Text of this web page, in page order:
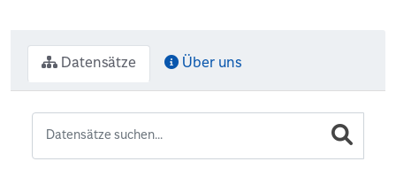
Datensätze Über uns